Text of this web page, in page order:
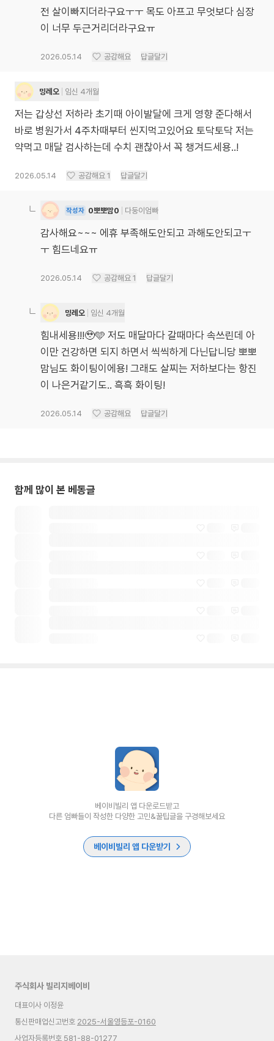
전 살이빠지더라구요ㅜㅜ 목도 아프고 무엇보다 심장
이 너무 두근거리더라구요ㅠ
2026.05.14 공감해요 답글달기
밍레오 임신 4개월
저는 갑상선 저하라 초기때 아이발달에 크게 영향 준다해서
바로 병원가서 4주차때부터 씬지먹고있어요 토닥토닥 저는
약먹고 매달 검사하는데 수치 괜찮아서 꼭 챙겨드세용..!
2026.05.14 공감해요 1 답글달기
작성자 0뽀뽀맘0 다둥이엄빠
감사해요~~~ 에휴 부족해도안되고 과해도안되고ㅜ
ㅜ 힘드네요ㅠ
2026.05.14 공감해요 1 답글달기
밍레오 임신 4개월
힘내세용!!!🥹🩵 저도 매달마다 갈때마다 속쓰린데 아
이만 건강하면 되지 하면서 씩씩하게 다닌답니당 뽀뽀
맘님도 화이팅이에용! 그래도 살찌는 저하보다는 항진
이 나은거같기도.. 흑흑 화이팅!
2026.05.14 공감해요 답글달기
함께 많이 본 베동글
베이비빌리 앱 다운로드받고
다른 엄빠들이 작성한 다양한 고민&꿀팁글을 구경해보세요
베이비빌리 앱 다운받기
주식회사 빌리지베이비
대표이사 이정윤
통신판매업신고번호 2025-서울영등포-0160
사업자등록번호 581-88-01277